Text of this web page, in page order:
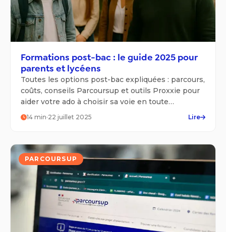
Formations post-bac : le guide 2025 pour
parents et lycéens
Toutes les options post-bac expliquées : parcours,
coûts, conseils Parcoursup et outils Proxxie pour
aider votre ado à choisir sa voie en toute
confiance.
14 min·22 juillet 2025 Lire
PARCOURSUP